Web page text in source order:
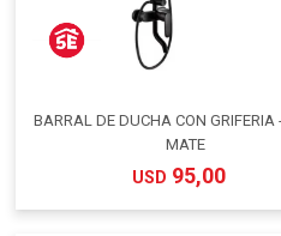
BARRAL DE DUCHA CON GRIFERIA
MATE
USD 95,00